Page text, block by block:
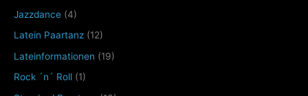
Jazzdance (4)
Latein Paartanz (12)
Lateinformationen (19)
Rock ´n´ Roll (1)